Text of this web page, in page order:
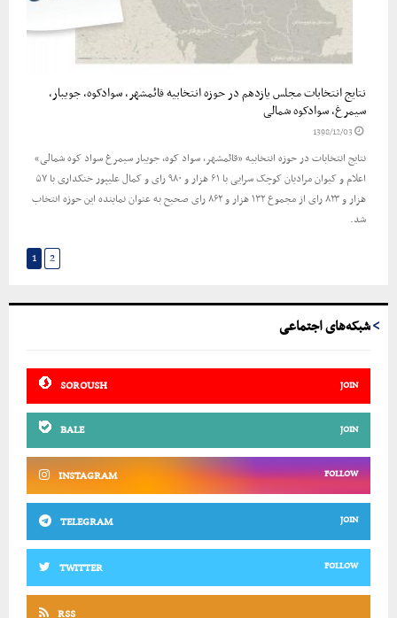
نتایج انتخابات مجلس یازدهم در حوزه انتخابیه قائمشهر، سوادکوه، جویبار،
سیمرغ، سوادکوه شمالی
1398/12/03
نتایج انتخابات در حوزه انتخابیه «قائمشهر، سواد کوه، جویبار سیمرغ سواد کوه شمالی»
اعلام و کیوان مرادیان کوچک سرایی با ۶۱ هزار و ۹۸۰ رای و کمال علیپور خنکداری با ۵۷
هزار و ۸۲۳ رای از مجموع ۱۳۲ هزار و ۸۶۲ رای صحیح به عنوان نماینده این حوزه انتخاب
شد.
1 2
شبکه‌های اجتماعی
SOROUSH JOIN
BALE JOIN
INSTAGRAM FOLLOW
TELEGRAM JOIN
TWITTER FOLLOW